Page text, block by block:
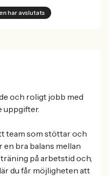
har avslutats
och roligt jobb med
uppgifter.
team som stöttar och
bra balans mellan
på arbetstid och,
du får möjligheten att